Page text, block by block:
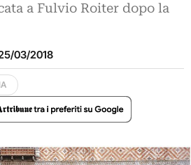
a Fulvio Roiter dopo la
03/2018